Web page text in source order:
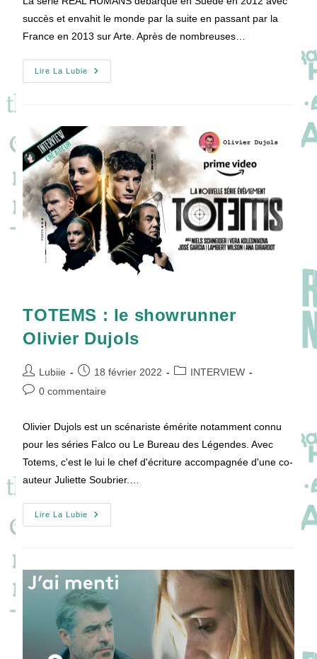
succès et envahit le monde par la suite en passant par la
France en 2013 sur Arte. Après de nombreuses…
Lire La Lubie
Le
Créateur
Lundström,
Dévoile
Sa
Nouvelle
Série
!
TOTEMS : le showrunner
Olivier Dujols
Auteur/autrice
de
Lubiie
Publication
publiée :
18 février 2022
PostINTERVIEW
Commentaires
publication :
0 commentaire
Olivier Dujols est un scénariste émérite notamment connu
pour les séries Falco ou Le Bureau des Légendes. Avec
Totems, c'est le lui le chef d'écriture accompagnée d'une co-
auteur Juliette Soubrier.…
Lire La Lubie
TOTEMS
: